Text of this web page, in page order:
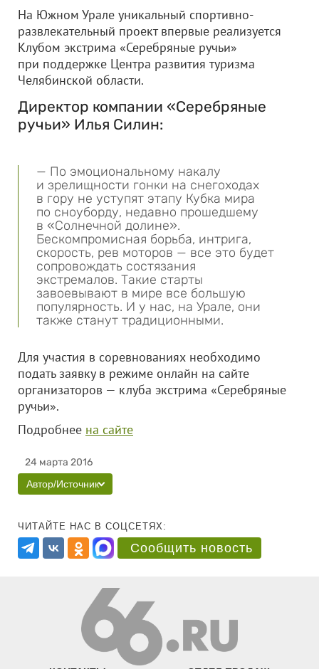
На Южном Урале уникальный спортивно-
развлекательный проект впервые реализуется
Клубом экстрима «Серебряные ручьи»
при поддержке Центра развития туризма
Челябинской области.
Директор компании «Серебряные
ручьи» Илья Силин:
— По эмоциональному накалу
и зрелищности гонки на снегоходах
в гору не уступят этапу Кубка мира
по сноуборду, недавно прошедшему
в «Солнечной долине».
Бескомпромисная борьба, интрига,
скорость, рев моторов — все это будет
сопровождать состязания
экстремалов. Такие старты
завоевывают в мире все большую
популярность. И у нас, на Урале, они
также станут традиционными.
Для участия в соревнованиях необходимо
подать заявку в режиме онлайн на сайте
организаторов — клуба экстрима «Серебряные
ручьи».
Подробнее на сайте
24 марта 2016
Автор/Источник
ЧИТАЙТЕ НАС В СОЦСЕТЯХ:
Сообщить новость